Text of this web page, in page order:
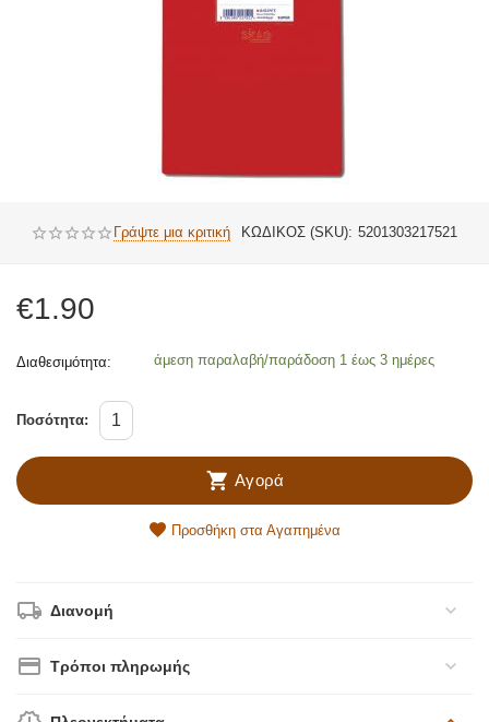
Γράψτε μια κριτική ΚΩΔΙΚΟΣ (SKU): 5201303217521
€1.90
Διαθεσιμότητα: άμεση παραλαβή/παράδοση 1 έως 3 ημέρες
Ποσότητα:
Αγορά
Προσθήκη στα Αγαπημένα
Διανομή
Τρόποι πληρωμής